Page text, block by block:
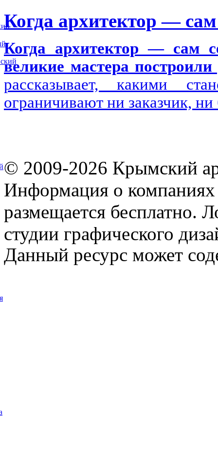
Когда архитектор — сам
Когда архитектор — сам
великие мастера построили
рассказывает, какими
ограничивают ни заказчик,
© 2009-2026 Крымский
Информация о компаниях
размещается бесплатно.
студии графического
Данный ресурс может